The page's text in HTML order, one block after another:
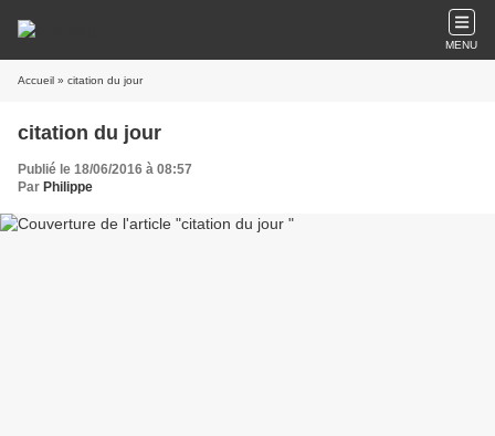
MENU
Accueil » citation du jour
citation du jour
Publié le 18/06/2016 à 08:57
Par Philippe